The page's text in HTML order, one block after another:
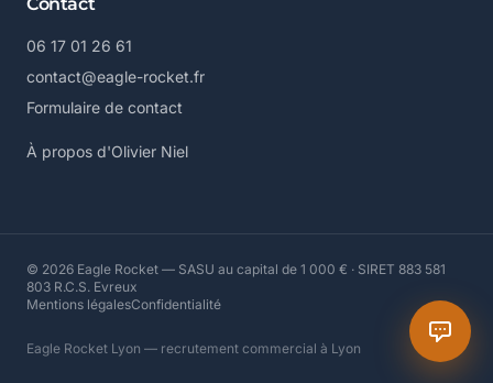
06 17 01 26 61
contact@eagle-rocket.fr
Formulaire de contact
À propos d'Olivier Niel
© 2026 Eagle Rocket — SASU au capital de 1 000 € · SIRET 883 581
803 R.C.S. Evreux
Mentions légalesConfidentialité
Eagle Rocket Lyon — recrutement commercial à Lyon